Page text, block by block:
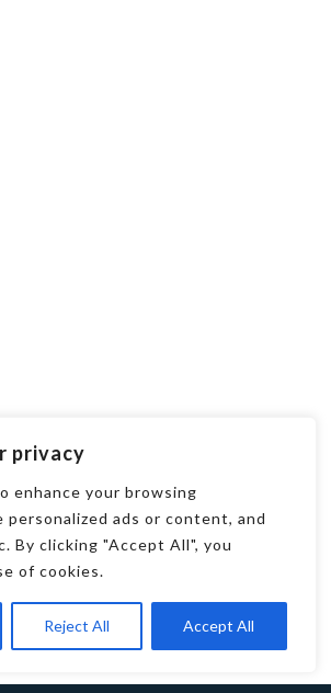
privacy
enhance your browsing
personalized ads or content, and
By clicking "Accept All", you
of cookies.
Reject All Accept All